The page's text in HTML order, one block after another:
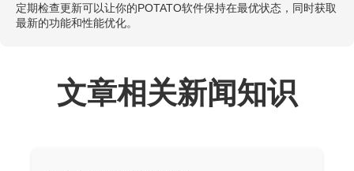
定期检查更新可以让你的POTATO软件保持在最优状态，同时获取
最新的功能和性能优化。
文章相关新闻知识